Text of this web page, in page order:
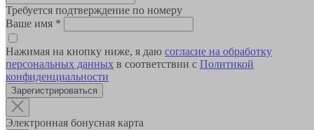
Требуется подтверждение по номеру
Ваше имя *
Нажимая на кнопку ниже, я даю согласие на обработку
персональных данных в соответствии с Политикой
конфиденциальности
Зарегистрироваться
Электронная бонусная карта